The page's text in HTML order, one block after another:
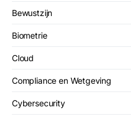
Bewustzijn
Biometrie
Cloud
Compliance en Wetgeving
Cybersecurity